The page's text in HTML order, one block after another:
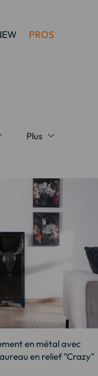
PROS
Plus
en métal avec
en relief "Crazy"